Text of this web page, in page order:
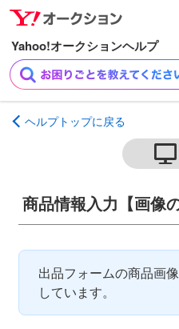
ナ
ビ
ゲ
ー
シ
ョ
ン
プ
メ
イ
ン
コ
ン
テ
ン
ッ
プ
ヘルプトップに戻る
商品情報入力【画像
出品フォームの商品画
しています。